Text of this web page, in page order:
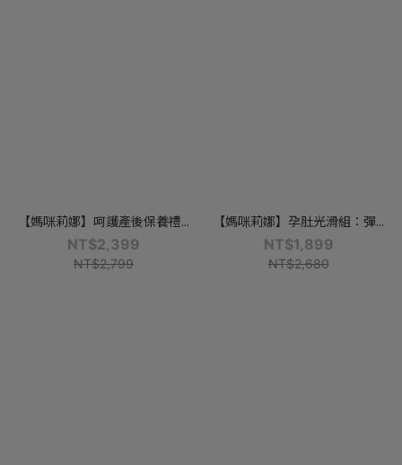
【媽咪莉娜】呵護產後保養禮...
NT$2,399
NT$2,799
【媽咪莉娜】孕肚光滑組：彈...
NT$1,899
NT$2,680